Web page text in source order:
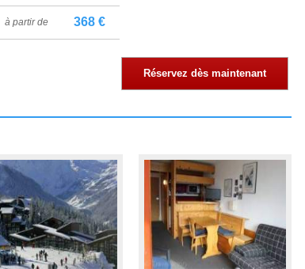
à partir de 368 €
Réservez dès maintenant